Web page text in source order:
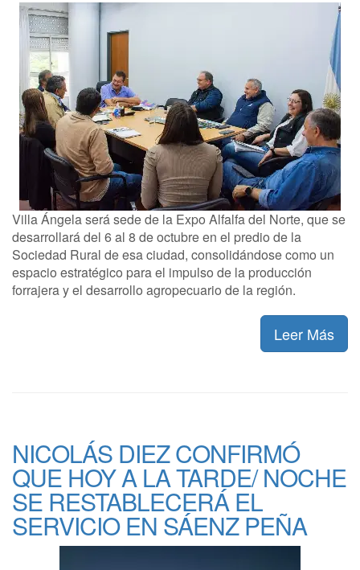
Villa Ángela será sede de la Expo Alfalfa del Norte, que se
desarrollará del 6 al 8 de octubre en el predio de la
Sociedad Rural de esa ciudad, consolidándose como un
espacio estratégico para el impulso de la producción
forrajera y el desarrollo agropecuario de la región.
Leer Más
NICOLÁS DIEZ CONFIRMÓ
QUE HOY A LA TARDE/ NOCHE
SE RESTABLECERÁ EL
SERVICIO EN SÁENZ PEÑA